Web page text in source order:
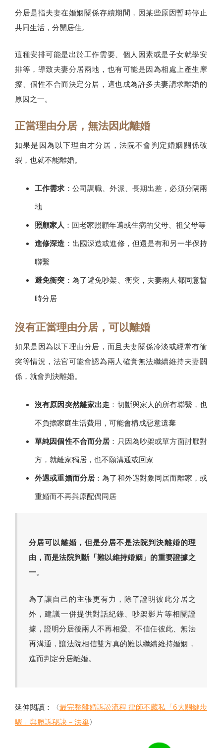
分居是指夫妻在婚姻關係存續期間，因某些原因暫時停止
共同生活，分開居住。
這種安排可能是出於工作需要、個人因素或是子女就學安
排等，導致夫妻分居兩地，也有可能是因為相處上產生摩
擦、個性不合而決定分居，這也成為許多夫妻請求離婚的
原因之一。
正當理由分居，無法因此離婚
如果是因為以下理由才分居，法院不會判定婚姻關係破
裂，也就不能離婚。
工作需求 ：公司調職、外派、長期出差，必須分隔兩
地
照顧家人 ：回老家照顧年邁或生病的父母、祖父母等
進修深造 ：出國深造或進修，但還是有和另一半保持
聯繫
避免衝突 ：為了避免吵架、衝突，夫妻兩人都同意暫
時分居
沒有正當理由分居，可以離婚
如果是因為以下理由分居，而且夫妻關係冷淡或經常有衝
突等情況，法官可能會認為兩人確實無法繼續維持夫妻關
係，就會判決離婚。
沒有原因突然離家出走 ：切斷與家人的所有聯繫，也
不負擔家庭生活費用，可能會構成惡意遺棄
單純因個性不合而分居 ：只因為吵架或單方面討厭對
方，就離家獨居，也不願溝通或回家
外遇或重婚而分居 ：為了和外遇對象同居而離家，或
重婚而不再與原配偶同居
分居可以離婚，但是分居不是法院判決離婚的理
由，而是法院判斷「難以維持婚姻」的重要證據之
一。
為了讓自己的主張更有力，除了證明彼此分居之
外，建議一併提供對話紀錄、吵架影片等相關證
據，證明分居後兩人不再相愛、不信任彼此、無法
再溝通，讓法院相信雙方真的難以繼續維持婚姻，
進而判定分居離婚。
延伸閱讀：〈最完整離婚訴訟流程 律師不藏私「6大關鍵步
驟」與勝訴秘訣－法巢〉